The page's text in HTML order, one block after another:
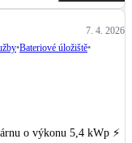
7. 4. 2026
•Bateriové úložiště•
o výkonu 5,4 kWp ⚡